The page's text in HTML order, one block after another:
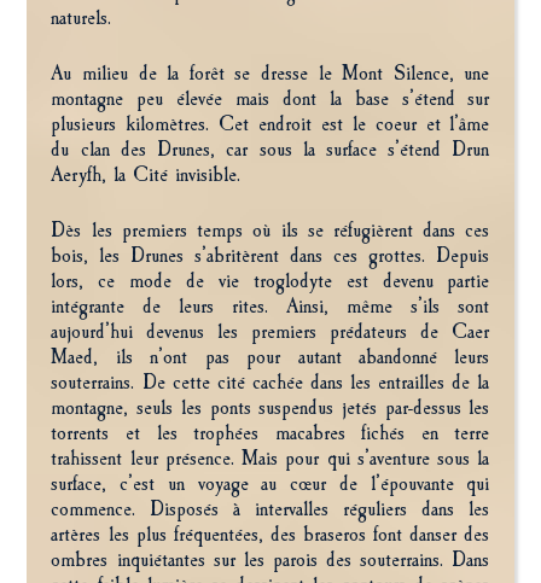
naturels.
Au milieu de la forêt se dresse le Mont Silence, une
montagne peu élevée mais dont la base s’étend sur
plusieurs kilomètres. Cet endroit est le coeur et l’âme
du clan des Drunes, car sous la surface s’étend Drun
Aeryfh, la Cité invisible.
Dès les premiers temps où ils se réfugièrent dans ces
bois, les Drunes s’abritèrent dans ces grottes. Depuis
lors, ce mode de vie troglodyte est devenu partie
intégrante de leurs rites. Ainsi, même s’ils sont
aujourd’hui devenus les premiers prédateurs de Caer
Maed, ils n’ont pas pour autant abandonné leurs
souterrains. De cette cité cachée dans les entrailles de la
montagne, seuls les ponts suspendus jetés par-dessus les
torrents et les trophées macabres fichés en terre
trahissent leur présence. Mais pour qui s’aventure sous la
surface, c’est un voyage au cœur de l’épouvante qui
commence. Disposés à intervalles réguliers dans les
artères les plus fréquentées, des braseros font danser des
ombres inquiétantes sur les parois des souterrains. Dans